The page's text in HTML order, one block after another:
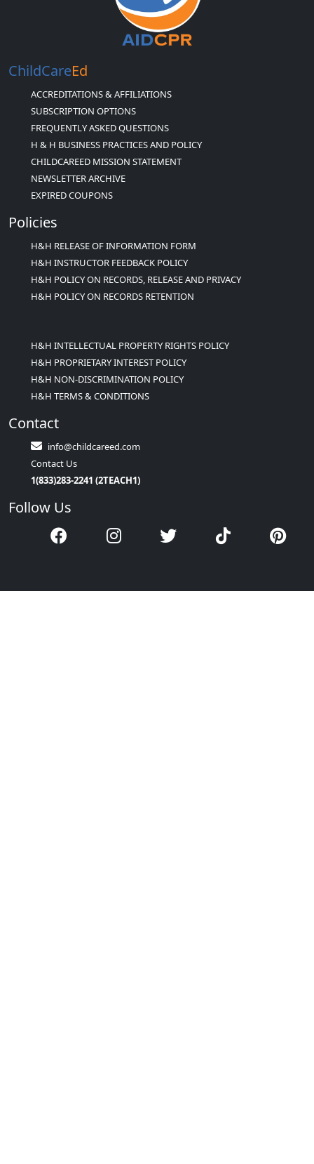
ChildCareEd
ACCREDITATIONS & AFFILIATIONS
SUBSCRIPTION OPTIONS
FREQUENTLY ASKED QUESTIONS
H & H BUSINESS PRACTICES AND POLICY
CHILDCAREED MISSION STATEMENT
NEWSLETTER ARCHIVE
EXPIRED COUPONS
Policies
H&H RELEASE OF INFORMATION FORM
H&H INSTRUCTOR FEEDBACK POLICY
H&H POLICY ON RECORDS, RELEASE AND PRIVACY
H&H POLICY ON RECORDS RETENTION
H&H INTELLECTUAL PROPERTY RIGHTS POLICY
H&H PROPRIETARY INTEREST POLICY
H&H NON-DISCRIMINATION POLICY
H&H TERMS & CONDITIONS
Contact
info@childcareed.com
Contact Us
1(833)283-2241 (2TEACH1)
Follow Us